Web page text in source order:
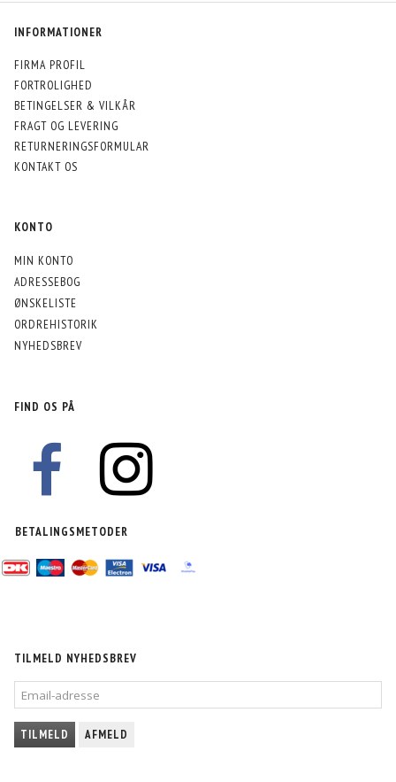
INFORMATIONER
FIRMA PROFIL
FORTROLIGHED
BETINGELSER & VILKÅR
FRAGT OG LEVERING
RETURNERINGSFORMULAR
KONTAKT OS
KONTO
MIN KONTO
ADRESSEBOG
ØNSKELISTE
ORDREHISTORIK
NYHEDSBREV
FIND OS PÅ
BETALINGSMETODER
TILMELD NYHEDSBREV
EMAIL-
ADRESSE
TILMELD AFMELD